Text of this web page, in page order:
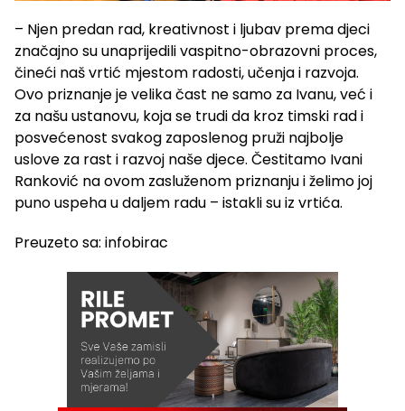
– Njen predan rad, kreativnost i ljubav prema djeci
značajno su unaprijedili vaspitno-obrazovni proces,
čineći naš vrtić mjestom radosti, učenja i razvoja.
Ovo priznanje je velika čast ne samo za Ivanu, već i
za našu ustanovu, koja se trudi da kroz timski rad i
posvećenost svakog zaposlenog pruži najbolje
uslove za rast i razvoj naše djece. Čestitamo Ivani
Ranković na ovom zasluženom priznanju i želimo joj
puno uspeha u daljem radu – istakli su iz vrtića.
Preuzeto sa: infobirac